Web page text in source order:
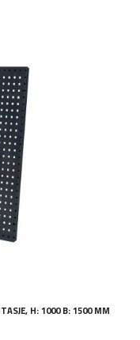
H: 1000 B: 1500 MM